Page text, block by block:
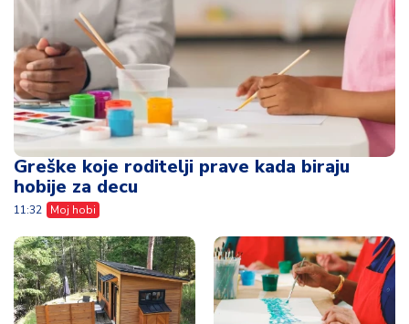
Greške koje roditelji prave kada biraju
hobije za decu
11:32 Moj hobi